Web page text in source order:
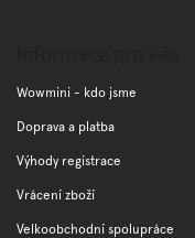
Wowmini - kdo jsme
Doprava a platba
Výhody registrace
Vrácení zboží
Velkoobchodní spolupráce